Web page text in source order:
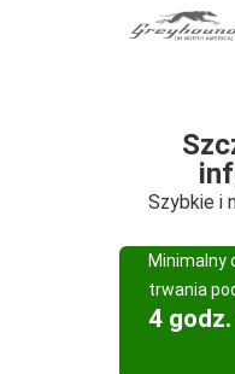
Szybkie i
Minimalny
trwania
4